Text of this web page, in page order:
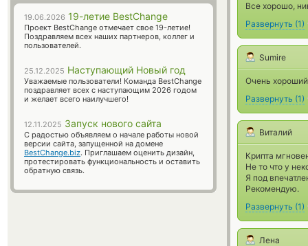
Все хорошо,
Развернуть (1)
Sumire
Очень
Развернуть (1)
Виталий
Крипта
Не то что у
Я под
Рекомендую.
Развернуть (1)
Лена
19.06.2026 19-летие BestChange
Проект BestChange отмечает свое 19-летие!
Поздравляем всех наших партнеров, коллег и
пользователей.
25.12.2025 Наступающий Новый год
Уважаемые пользователи! Команда BestChange
поздравляет всех с наступающим 2026 годом
и желает всего наилучшего!
12.11.2025 Запуск нового сайта
С радостью объявляем о начале работы новой
версии сайта, запущенной на домене
BestChange.biz. Приглашаем оценить дизайн,
протестировать функциональность и оставить
обратную связь.